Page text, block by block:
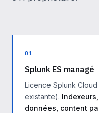
01
Splunk ES managé
Licence Splunk
existante).
données, content